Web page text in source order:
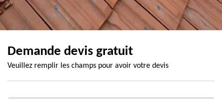
Demande devis gratuit
Veuillez remplir les champs pour avoir votre devis